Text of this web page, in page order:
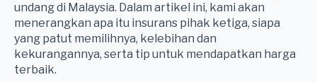
undang di Malaysia. Dalam artikel ini, kami akan
menerangkan apa itu insurans pihak ketiga, siapa
yang patut memilihnya, kelebihan dan
kekurangannya, serta tip untuk mendapatkan harga
terbaik.